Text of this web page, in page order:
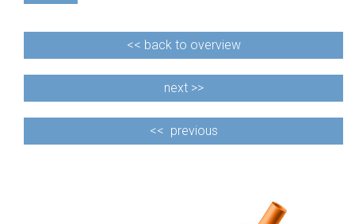
<< back to overview
next >>
<< previous